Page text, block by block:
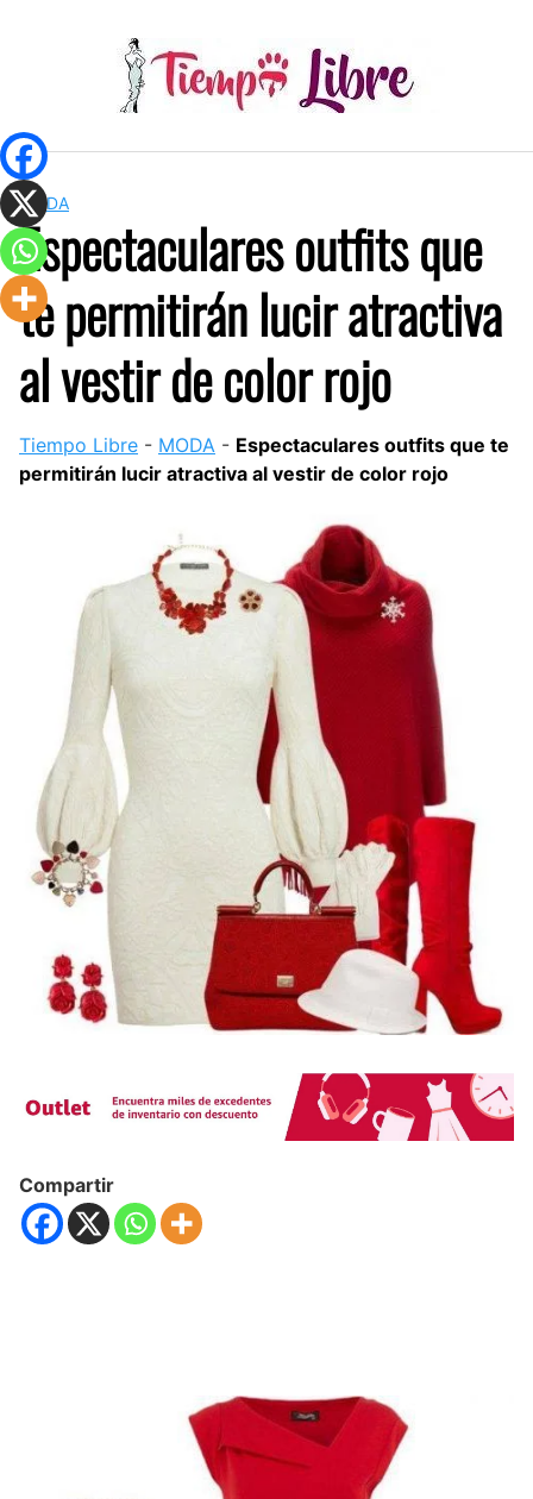
MODA
Espectaculares outfits que
te permitirán lucir atractiva
al vestir de color rojo
Tiempo Libre - MODA - Espectaculares outfits que te
permitirán lucir atractiva al vestir de color rojo
Compartir